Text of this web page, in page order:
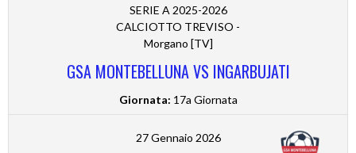
SERIE A 2025-2026
CALCIOTTO TREVISO -
Morgano [TV]
GSA MONTEBELLUNA VS INGARBUJATI
Giornata: 17a Giornata
27 Gennaio 2026